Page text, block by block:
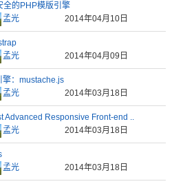
全的PHP模版引擎
孟光 2014年04月10日
孟光 2014年04月09日
擎：mustache.js
孟光 2014年03月18日
Advanced Responsive Front-end ..
孟光 2014年03月18日
孟光 2014年03月18日